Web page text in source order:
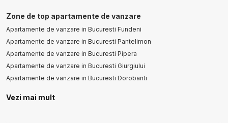
Zone de top apartamente de vanzare
Apartamente de vanzare in Bucuresti Fundeni
Apartamente de vanzare in Bucuresti Pantelimon
Apartamente de vanzare in Bucuresti Pipera
Apartamente de vanzare in Bucuresti Giurgiului
Apartamente de vanzare in Bucuresti Dorobanti
Vezi mai mult